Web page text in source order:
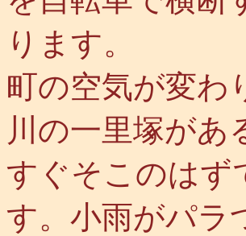
ります。
町の空気が変わ
川の一里塚があ
すぐそこのはず
す。小雨がパラ